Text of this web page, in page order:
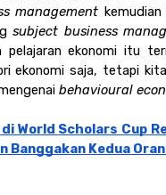
management
subject business
pelajaran ekonomi itu
ekonomi saja, tetapi
behavioural
World Scholars Cup
Banggakan Kedua